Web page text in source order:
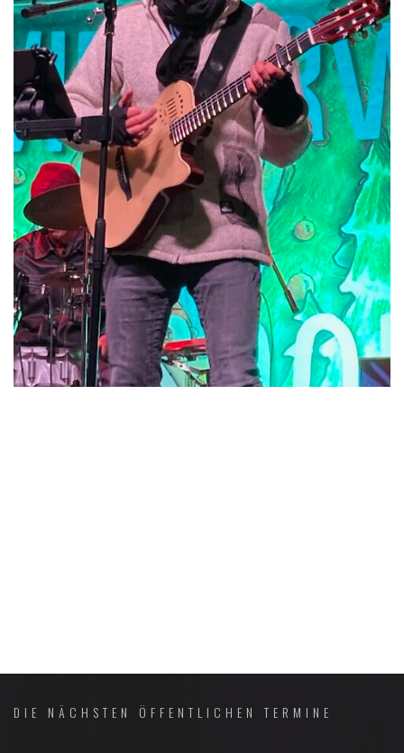
DIE NÄCHSTEN ÖFFENTLICHEN TERMINE